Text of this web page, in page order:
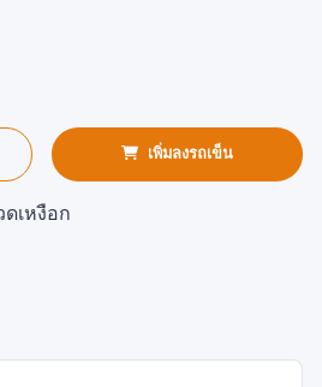
เพิ่มลงรถเข็น
เหงือก